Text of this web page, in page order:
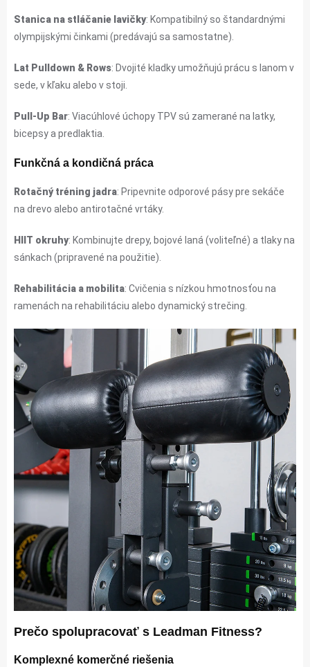
Stanica na stláčanie lavičky: Kompatibilný so štandardnými
olympijskými činkami (predávajú sa samostatne).
Lat Pulldown & Rows: Dvojité kladky umožňujú prácu s lanom v
sede, v kľaku alebo v stoji.
Pull-Up Bar: Viacúhlové úchopy TPV sú zamerané na latky,
bicepsy a predlaktia.
Funkčná a kondičná práca
Rotačný tréning jadra: Pripevnite odporové pásy pre sekáče
na drevo alebo antirotačné vrtáky.
HIIT okruhy: Kombinujte drepy, bojové laná (voliteľné) a tlaky na
sánkach (pripravené na použitie).
Rehabilitácia a mobilita: Cvičenia s nízkou hmotnosťou na
ramenách na rehabilitáciu alebo dynamický strečing.
Prečo spolupracovať s Leadman Fitness?
Komplexné komerčné riešenia